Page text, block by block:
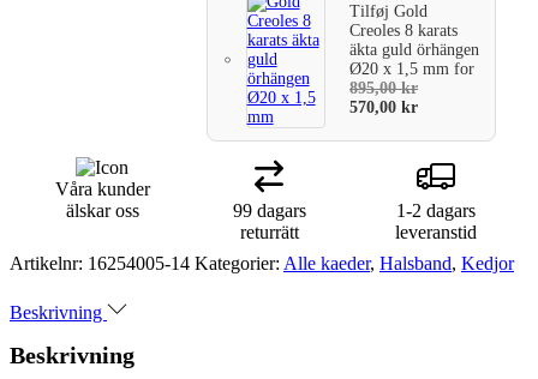
TilføjGold
Creoles 8 karats
äkta guld örhängen
Ø20 x 1,5 mmfor
895,00kr
570,00kr
Våra kunder
älskar oss
99 dagars
returrätt
1-2 dagars
leveranstid
Artikelnr: 16254005-14 Kategorier: Alle kaeder, Halsband, Kedjor
Beskrivning
Beskrivning